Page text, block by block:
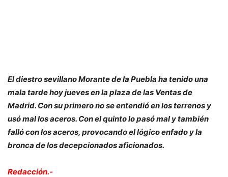
El diestro sevillano Morante de la Puebla ha tenido una
mala tarde hoy jueves en la plaza de las Ventas de
Madrid. Con su primero no se entendió en los terrenos y
usó mal los aceros. Con el quinto lo pasó mal y también
falló con los aceros, provocando el lógico enfado y la
bronca de los decepcionados aficionados.
Redacción.-